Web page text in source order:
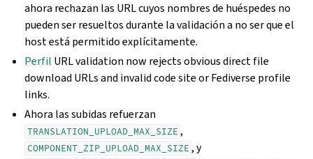
ahora rechazan las URL cuyos nombres de huéspedes no
pueden ser resueltos durante la validación a no ser que el
host está permitido explícitamente.
Perfil URL validation now rejects obvious direct file
download URLs and invalid code site or Fediverse profile
links.
Ahora las subidas refuerzan
TRANSLATION_UPLOAD_MAX_SIZE ,
COMPONENT_ZIP_UPLOAD_MAX_SIZE , y